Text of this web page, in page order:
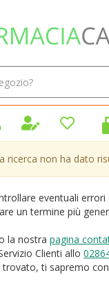
ricerca non ha dato
eventuali errori
un termine più
la nostra pagina
Clienti allo
ti sapremo